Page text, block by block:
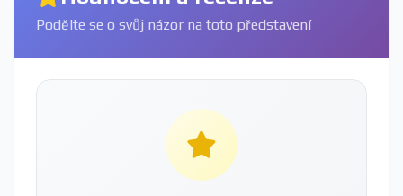
Podělte se o svůj názor na toto představení